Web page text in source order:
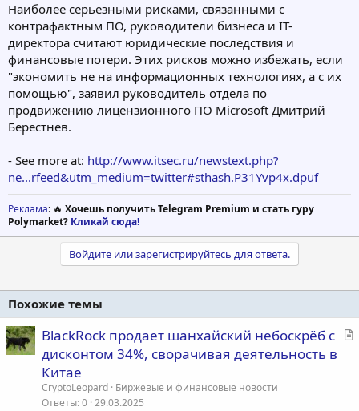
Наиболее серьезными рисками, связанными с
контрафактным ПО, руководители бизнеса и IT-
директора считают юридические последствия и
финансовые потери. Этих рисков можно избежать, если
"экономить не на информационных технологиях, а с их
помощью", заявил руководитель отдела по
продвижению лицензионного ПО Microsoft Дмитрий
Берестнев.
- See more at: http://www.itsec.ru/newstext.php?
ne...rfeed&utm_medium=twitter#sthash.P31Yvp4x.dpuf
Реклама: 🔥 Хочешь получить Telegram Premium и стать гуру
Polymarket? Кликай сюда!
Войдите или зарегистрируйтесь для ответа.
Похожие темы
С
BlackRock продает шанхайский небоскрёб с
дисконтом 34%, сворачивая деятельность в
Китае
CryptoLeopard Биржевые и финансовые новости
Ответы 0 29.03.2025